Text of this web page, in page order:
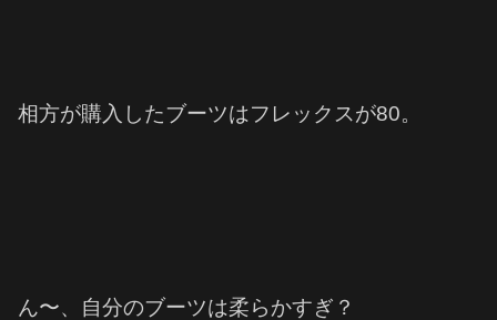
相方が購入したブーツはフレックスが80。
ん〜、自分のブーツは柔らかすぎ？